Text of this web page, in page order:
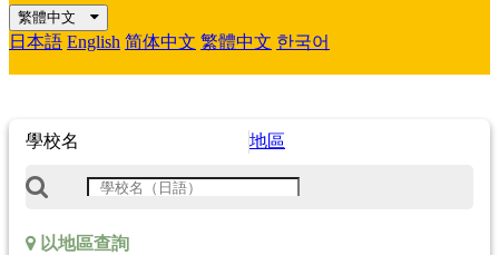
繁體中文
日本語 English 简体中文 繁體中文 한국어
學校名 地區
以地區查詢